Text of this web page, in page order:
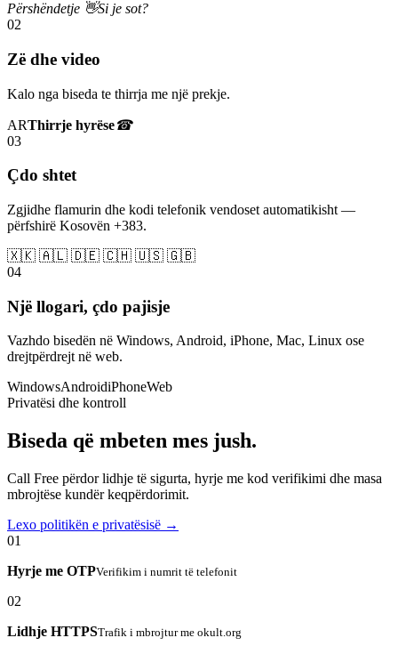
Përshëndetje 👋Si je sot?
02
Zë dhe video
Kalo nga biseda te thirrja me një prekje.
ARThirrje hyrëse☎
03
Çdo shtet
Zgjidhe flamurin dhe kodi telefonik vendoset automatikisht —
përfshirë Kosovën +383.
🇽🇰 🇦🇱 🇩🇪 🇨🇭 🇺🇸 🇬🇧
04
Një llogari, çdo pajisje
Vazhdo bisedën në Windows, Android, iPhone, Mac, Linux ose
drejtpërdrejt në web.
WindowsAndroidiPhoneWeb
Privatësi dhe kontroll
Biseda që mbeten mes jush.
Call Free përdor lidhje të sigurta, hyrje me kod verifikimi dhe masa
mbrojtëse kundër keqpërdorimit.
Lexo politikën e privatësisë →
01
Hyrje me OTPVerifikim i numrit të telefonit
02
Lidhje HTTPSTrafik i mbrojtur me okult.org